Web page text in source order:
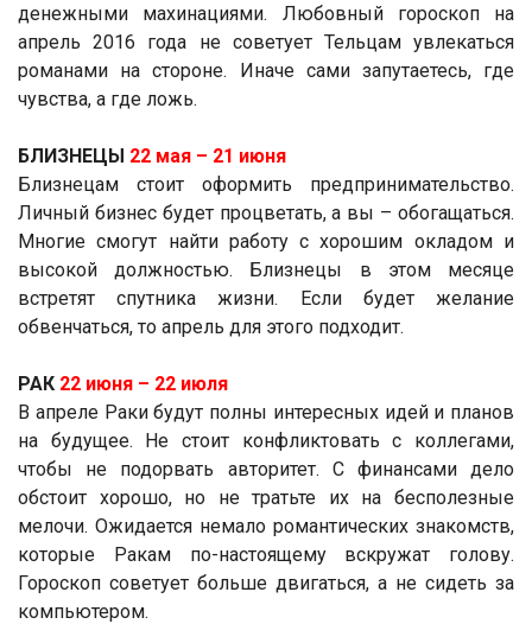
денежными махинациями. Любовный гороскоп на
апрель 2016 года не советует Тельцам увлекаться
романами на стороне. Иначе сами запутаетесь, где
чувства, а где ложь.
БЛИЗНЕЦЫ 22 мая ­– 21 июня
Близнецам стоит оформить предпринимательство.
Личный бизнес будет процветать, а вы – обогащаться.
Многие смогут найти работу с хорошим окладом и
высокой должностью. Близнецы в этом месяце
встретят спутника жизни. Если будет желание
обвенчаться, то апрель для этого подходит.
РАК 22 июня ­– 22 июля
В апреле Раки будут полны интересных идей и планов
на будущее. Не стоит конфликтовать с коллегами,
чтобы не подорвать авторитет. С финансами дело
обстоит хорошо, но не тратьте их на бесполезные
мелочи. Ожидается немало романтических знакомств,
которые Ракам по-настоящему вскружат голову.
Гороскоп советует больше двигаться, а не сидеть за
компьютером.